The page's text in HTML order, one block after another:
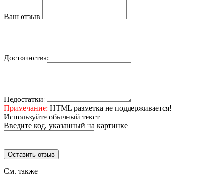
Ваш отзыв
Достоинства:
Недостатки:
Примечание: HTML разметка не поддерживается!
Используйте обычный текст.
Введите код, указанный на картинке
Оставить отзыв
См. также